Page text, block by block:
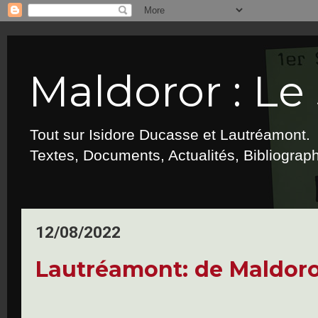
Maldoror : Le
Tout sur Isidore Ducasse et Lautréamont.
Textes, Documents, Actualités,
12/08/2022
Lautréamont: de